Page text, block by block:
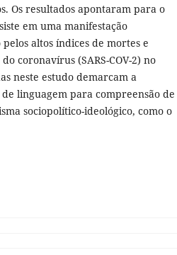
Os resultados apontaram para o
em uma manifestação
altos índices de mortes e
coronavírus (SARS-COV-2) no
neste estudo demarcam a
linguagem para compreensão de
sociopolítico-ideológico, como o